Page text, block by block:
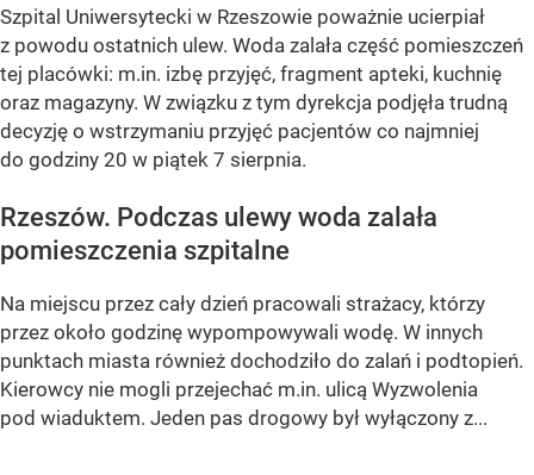
Szpital Uniwersytecki w Rzeszowie poważnie ucierpiał
z powodu ostatnich ulew. Woda zalała część pomieszczeń
tej placówki: m.in. izbę przyjęć, fragment apteki, kuchnię
oraz magazyny. W związku z tym dyrekcja podjęła trudną
decyzję o wstrzymaniu przyjęć pacjentów co najmniej
do godziny 20 w piątek 7 sierpnia.
Rzeszów. Podczas ulewy woda zalała
pomieszczenia szpitalne
Na miejscu przez cały dzień pracowali strażacy, którzy
przez około godzinę wypompowywali wodę. W innych
punktach miasta również dochodziło do zalań i podtopień.
Kierowcy nie mogli przejechać m.in. ulicą Wyzwolenia
pod wiaduktem. Jeden pas drogowy był wyłączony z...